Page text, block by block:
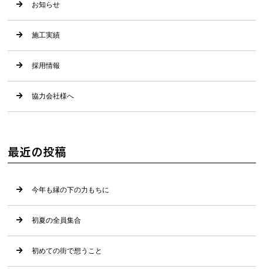
お知らせ
施工実績
採用情報
協力会社様へ
最近の投稿
今年も縁の下の力もちに
初夏の全員集合
初めての街で想うこと